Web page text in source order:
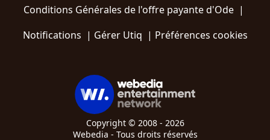
Conditions Générales de l'offre payante d'Ode |
Notifications | Gérer Utiq | Préférences cookies
Copyright © 2008 - 2026
Webedia - Tous droits réservés